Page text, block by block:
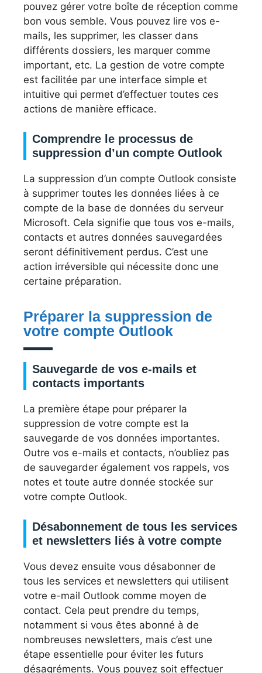
pouvez gérer votre boîte de réception comme
bon vous semble. Vous pouvez lire vos e-
mails, les supprimer, les classer dans
différents dossiers, les marquer comme
important, etc. La gestion de votre compte
est facilitée par une interface simple et
intuitive qui permet d’effectuer toutes ces
actions de manière efficace.
Comprendre le processus de
suppression d’un compte Outlook
La suppression d’un compte Outlook consiste
à supprimer toutes les données liées à ce
compte de la base de données du serveur
Microsoft. Cela signifie que tous vos e-mails,
contacts et autres données sauvegardées
seront définitivement perdus. C’est une
action irréversible qui nécessite donc une
certaine préparation.
Préparer la suppression de
votre compte Outlook
Sauvegarde de vos e-mails et
contacts importants
La première étape pour préparer la
suppression de votre compte est la
sauvegarde de vos données importantes.
Outre vos e-mails et contacts, n’oubliez pas
de sauvegarder également vos rappels, vos
notes et toute autre donnée stockée sur
votre compte Outlook.
Désabonnement de tous les services
et newsletters liés à votre compte
Vous devez ensuite vous désabonner de
tous les services et newsletters qui utilisent
votre e-mail Outlook comme moyen de
contact. Cela peut prendre du temps,
notamment si vous êtes abonné à de
nombreuses newsletters, mais c’est une
étape essentielle pour éviter les futurs
désagréments. Vous pouvez soit effectuer